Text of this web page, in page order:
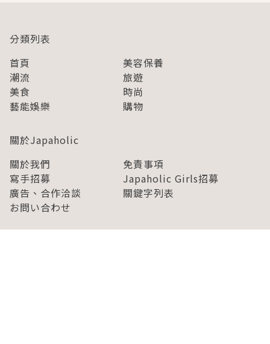
分類列表
首頁
美容保養
潮流
旅遊
美食
時尚
藝能娛樂
購物
關於Japaholic
關於我們
免責事項
寫手招募
Japaholic Girls招募
廣告、合作洽談
關鍵字列表
お問い合わせ